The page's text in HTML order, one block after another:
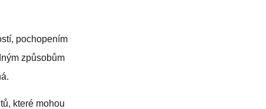
pochopením
způsobům
které mohou